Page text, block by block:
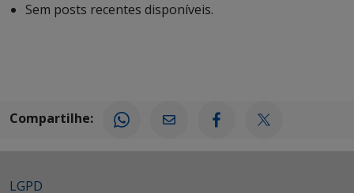
Sem posts recentes disponíveis.
Compartilhe:
LGPD